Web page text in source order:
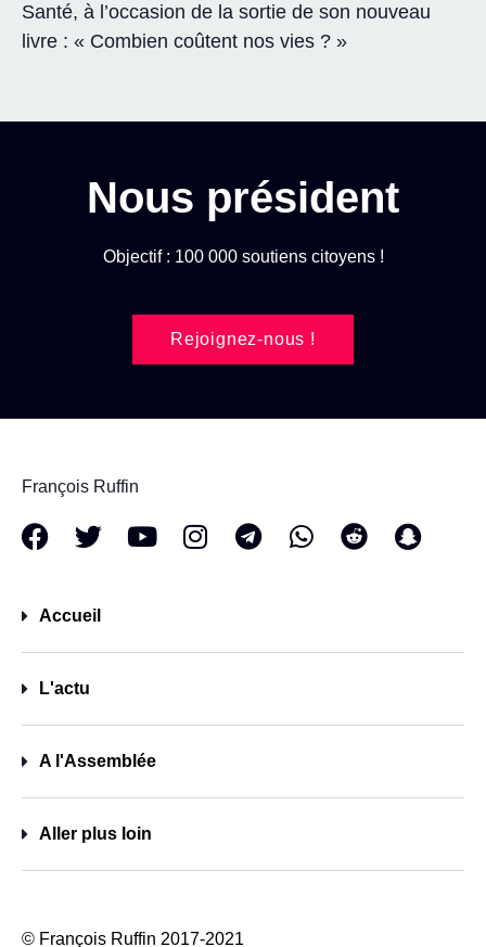
Santé, à l’occasion de la sortie de son nouveau
livre : « Combien coûtent nos vies ? »
Nous président
Objectif : 100 000 soutiens citoyens !
Rejoignez-nous !
François Ruffin
Accueil
L'actu
A l'Assemblée
Aller plus loin
© François Ruffin 2017-2021